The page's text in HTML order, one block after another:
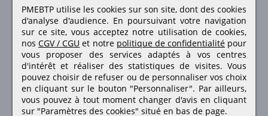
Retrouvez-nous sur les réseaux sociaux
PMEBTP utilise les cookies sur son site, dont des cookies
d'analyse d'audience. En poursuivant votre navigation
sur ce site, vous acceptez notre utilisation de cookies,
nos CGV / CGU et notre politique de confidentialité pour
vous proposer des services adaptés à vos centres
d'intérêt et réaliser des statistiques de visites.Vous
pouvez choisir de refuser ou de personnaliser vos choix
en cliquant sur le bouton "Personnaliser". Par ailleurs,
vous pouvez à tout moment changer d'avis en cliquant
sur "Paramètres des cookies" situé en bas de page.